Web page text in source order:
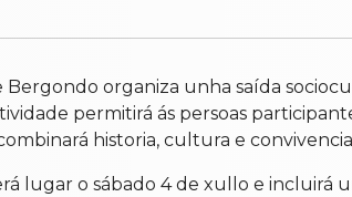
Bergondo organiza unha saída
permitirá ás persoas
historia, cultura e
lugar o sábado 4 de xullo e incluirá